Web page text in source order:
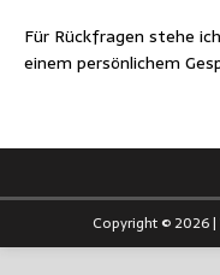
Für Rückfragen stehe
einem persönlichem
Copyright © 2026 |